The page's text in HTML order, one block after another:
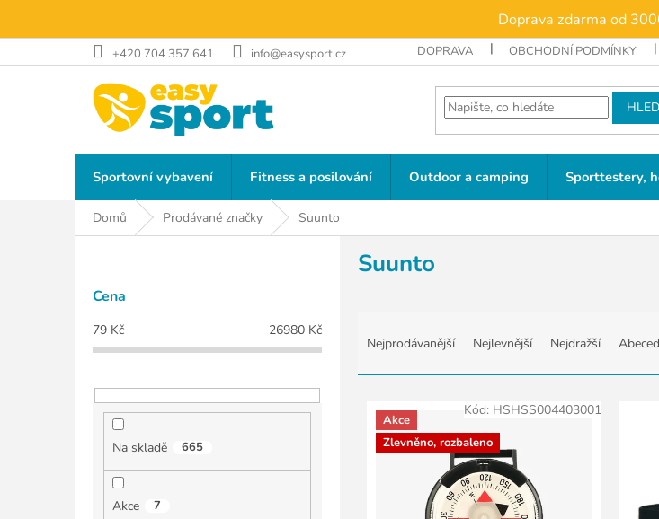
obsah
Doprava zdarma od
+420 704 357 641 info@easysport.cz DOPRAVA OBCHODNÍ PODMÍNKY
Sportovní vybavení Fitness a posilování Outdoor a camping Sporttestery,
Domů Prodávané značky Suunto
P
Cena
79 Kč 26980 Kč
Na skladě 665
Akce 7
Suunto
e
Nejprodávanější Nejlevnější Nejdražší
Akce
Zlevněno, rozbaleno
Kód: HSHSS004403001